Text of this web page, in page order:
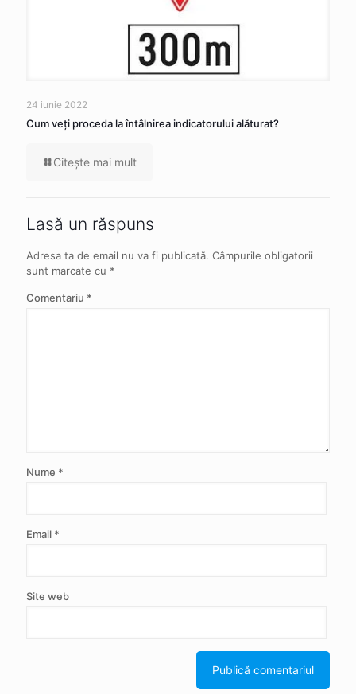
24 iunie 2022
Cum veţi proceda la întâlnirea indicatorului alăturat?
Citeşte mai mult
Lasă un răspuns
Adresa ta de email nu va fi publicată. Câmpurile obligatorii
sunt marcate cu *
Comentariu *
Nume *
Email *
Site web